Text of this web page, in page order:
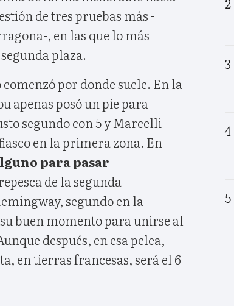
de tres pruebas más -
, en las que lo más
plaza.
por donde suele. En la
apenas posó un pie para
segundo con 5 y Marcelli
en la primera zona. En
para pasar
de la segunda
segundo en la
buen momento para unirse al
después, en esa pelea,
en tierras francesas, será el 6